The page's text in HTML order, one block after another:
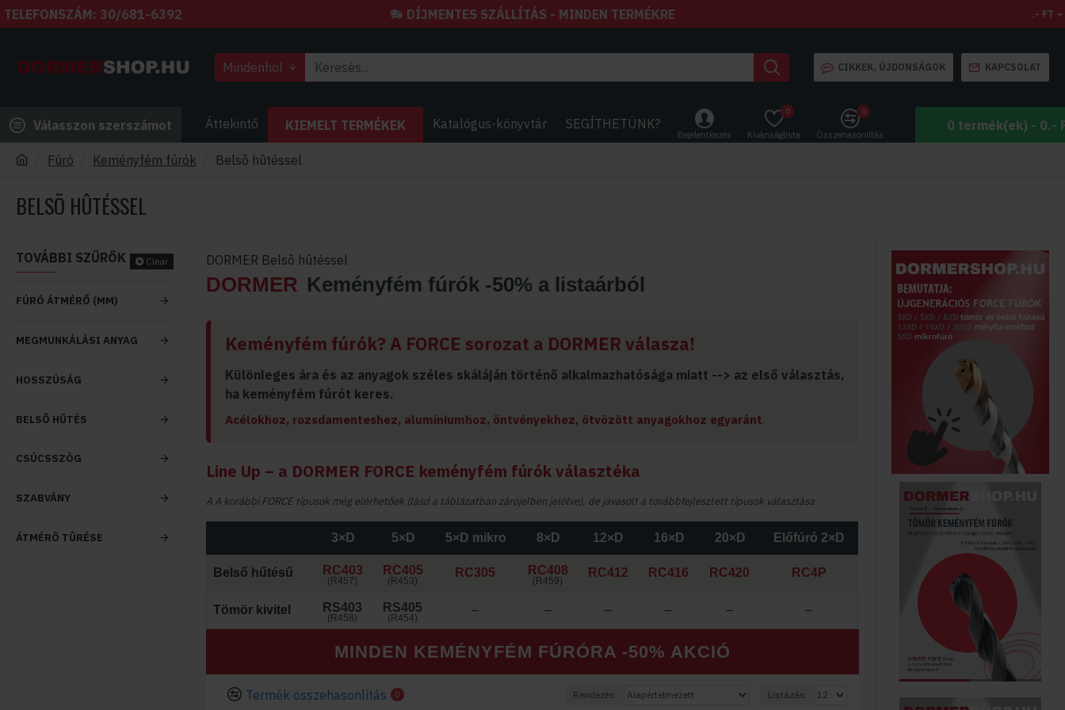
TELEFONSZÁM: 30/681-6392 DÍJMENTES SZÁLLÍTÁS - MINDEN TERMÉKRE .- FT
Mindenhol CIKKEK, ÚJDONSÁGOK KAPCSOLAT
Válasszon szerszámot Áttekintő KIEMELT TERMÉKEK Katalógus-könyvtár SEGÍTHETÜNK?
Bejelentkezés Kívánságlista
0
Összehasonlítás
0
0 termék(ek) - 0.-
Fúró Keményfém fúrók Belsõ hûtéssel
BELSÕ HÛTÉSSEL
TOVÁBBI SZŰRŐK Clear
CSÚCSSZÖG
SZABVÁNY
BELSŐ HŰTÉS
ÁTMÉRÕ TÛRÉSE
FÚRÓ ÁTMÉRŐ (MM)
HOSSZÚSÁG
MEGMUNKÁLÁSI ANYAG
DORMER Belsõ hûtéssel
DORMER Keményfém fúrók -50% a listaárból
Keményfém fúrók? A FORCE sorozat a DORMER válasza!
Különleges ára és az anyagok széles skáláján történő alkalmazhatósága miatt --> az első választás,
ha keményfém fúrót keres.
Acélokhoz, rozsdamenteshez, alumíniumhoz, öntvényekhez, ötvözött anyagokhoz egyaránt.
Line Up – a DORMER FORCE keményfém fúrók választéka
A A korábbi FORCE típusok még elérhetőek (lásd a táblázatban zárójelben jelölve), de javasolt a továbbfejlesztett típusok választása
3×D 5×D 5×D mikro 8×D 12×D 16×D 20×D Előfúró 2×D
Belső hűtésű RC403
( R457)
RC405
( R453)
RC305 RC408
( R459)
RC412 RC416 RC420 RC4P
Tömör kivitel RS403
(R458)
RS405
(R454)
– – – – – –
MINDEN KEMÉNYFÉM FÚRÓRA -50% AKCIÓ
Termék összehasonlítás 0 Rendezés: Listázás: